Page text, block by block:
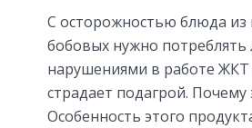
С осторожностью блюда из
бобовых нужно
нарушениями в работе ЖКТ
страдает подагрой. Почему
Особенность этого